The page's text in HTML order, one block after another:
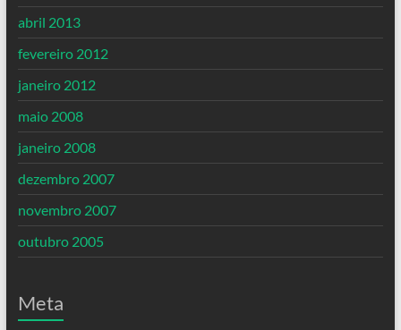
abril 2013
fevereiro 2012
janeiro 2012
maio 2008
janeiro 2008
dezembro 2007
novembro 2007
outubro 2005
Meta